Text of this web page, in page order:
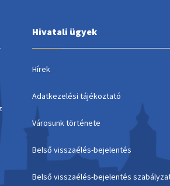
Hivatali ügyek
Hírek
Adatkezelési tájékoztató
Városunk története
Belső visszaélés-bejelentés
Belső visszaélés-bejelentés